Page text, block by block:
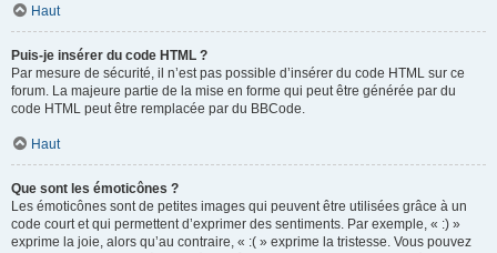
Haut
Puis-je insérer du code HTML ?
Par mesure de sécurité, il n’est pas possible d’insérer du code HTML sur ce
forum. La majeure partie de la mise en forme qui peut être générée par du
code HTML peut être remplacée par du BBCode.
Haut
Que sont les émoticônes ?
Les émoticônes sont de petites images qui peuvent être utilisées grâce à un
code court et qui permettent d’exprimer des sentiments. Par exemple, « :) »
exprime la joie, alors qu’au contraire, « :( » exprime la tristesse. Vous pouvez